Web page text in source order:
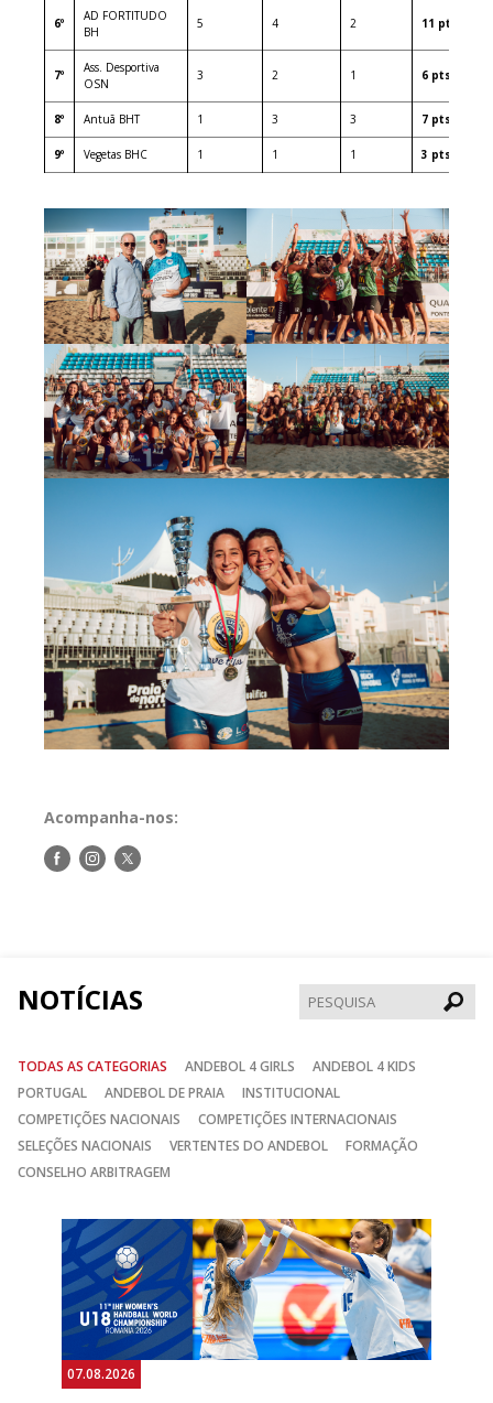
6º
AD FORTITUDO
BH
5 4 2 11 pts
7º
Ass. Desportiva
OSN
3 2 1 6 pts
8º Antuã BHT 1 3 3 7 pts
9º Vegetas BHC 1 1 1 3 pts
Acompanha-nos:
Siga-Siga-Siga-
NOTÍCIAS
TODAS AS CATEGORIAS ANDEBOL 4 GIRLS
ANDEBOL 4 KIDS
PORTUGAL
ANDEBOL DE PRAIA
INSTITUCIONAL
COMPETIÇÕES NACIONAIS
COMPETIÇÕES INTERNACIONAIS
SELEÇÕES NACIONAIS
VERTENTES DO ANDEBOL
FORMAÇÃO
CONSELHO ARBITRAGEM
07.08.2026
Anterior